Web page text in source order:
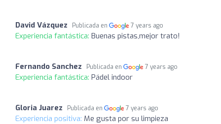
David Vázquez Publicada en 7 years ago
Experiencia fantástica: Buenas pistas,mejor trato!
Fernando Sanchez Publicada en 7 years ago
Experiencia fantástica: Pádel indoor
Gloria Juarez Publicada en 7 years ago
Experiencia positiva: Me gusta por su limpieza